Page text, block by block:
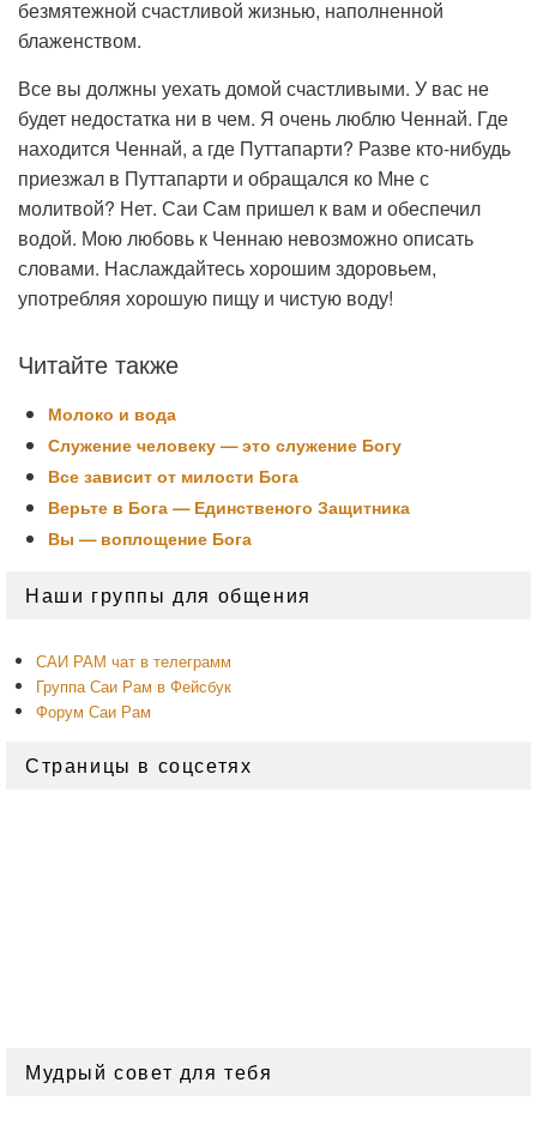
безмятежной счастливой жизнью, наполненной
блаженством.
Все вы должны уехать домой счастливыми. У вас не
будет недостатка ни в чем. Я очень люблю Ченнай. Где
находится Ченнай, а где Путтапарти? Разве кто-нибудь
приезжал в Путтапарти и обращался ко Мне с
молитвой? Нет. Саи Сам пришел к вам и обеспечил
водой. Мою любовь к Ченнаю невозможно описать
словами. Наслаждайтесь хорошим здоровьем,
употребляя хорошую пищу и чистую воду!
Читайте также
Молоко и вода
Служение человеку — это служение Богу
Все зависит от милости Бога
Верьте в Бога — Единственого Защитника
Вы — воплощение Бога
основной
Наши группы для общения
САИ РАМ чат в телеграмм
Группа Саи Рам в Фейсбук
Форум Саи Рам
Страницы в соцсетях
Мудрый совет для тебя